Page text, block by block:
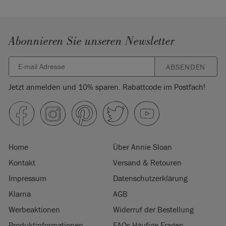
Abonnieren Sie unseren Newsletter
ABSENDEN
Jetzt anmelden und 10% sparen. Rabattcode im Postfach!
Home
Über Annie Sloan
Kontakt
Versand & Retouren
Impressum
Datenschutzerklärung
Klarna
AGB
Werbeaktionen
Widerruf der Bestellung